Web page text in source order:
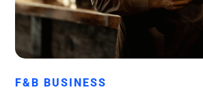
Runchise Team
F&B BUSINESS